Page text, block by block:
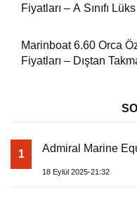
Fiyatları – A Sınıfı
Marinboat 6.60 Orca
Fiyatları – Dıştan
1 Admiral Marine
18 Eylül 2025-21:32